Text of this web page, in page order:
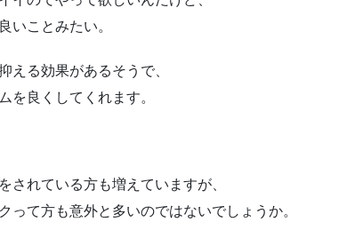
いことみたい。
える効果があるそうで、
を良くしてくれます。
されている方も増えていますが、
って方も意外と多いのではないでしょうか。